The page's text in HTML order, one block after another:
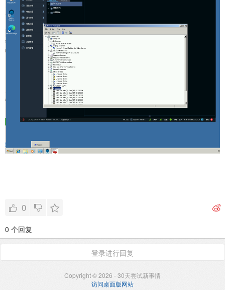
0
0 个回复
登录进行回复
Copyright © 2026 - 30天尝试新事情
访问桌面版网站